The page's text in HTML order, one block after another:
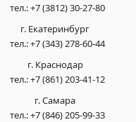
тел.:+7 (3812) 30-27-80
г. Екатеринбург
тел.:+7 (343) 278-60-44
г. Краснодар
тел.:+7 (861) 203-41-12
г. Самара
тел.:+7 (846) 205-99-33